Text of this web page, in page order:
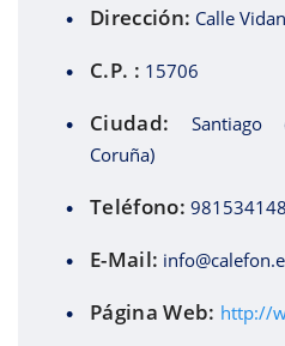
Dirección: Calle
C.P. : 15706
Ciudad: Santiago
Coruña)
Teléfono: 981534148
E-Mail:
Página Web: http://